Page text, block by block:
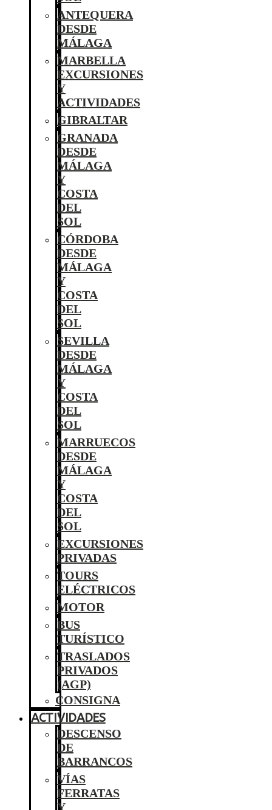
ANTEQUERA
DESDE
MÁLAGA
MARBELLA
EXCURSIONES
Y
ACTIVIDADES
GIBRALTAR
GRANADA
DESDE
MÁLAGA
Y
COSTA
DEL
SOL
CÓRDOBA
DESDE
MÁLAGA
Y
COSTA
DEL
SOL
SEVILLA
DESDE
MÁLAGA
Y
COSTA
DEL
SOL
MARRUECOS
DESDE
MÁLAGA
Y
COSTA
DEL
SOL
EXCURSIONES
PRIVADAS
TOURS
ELÉCTRICOS
MOTOR
BUS
TURÍSTICO
TRASLADOS
PRIVADOS
(AGP)
CONSIGNA
ACTIVIDADES
DESCENSO
DE
BARRANCOS
VÍAS
FERRATAS
Y